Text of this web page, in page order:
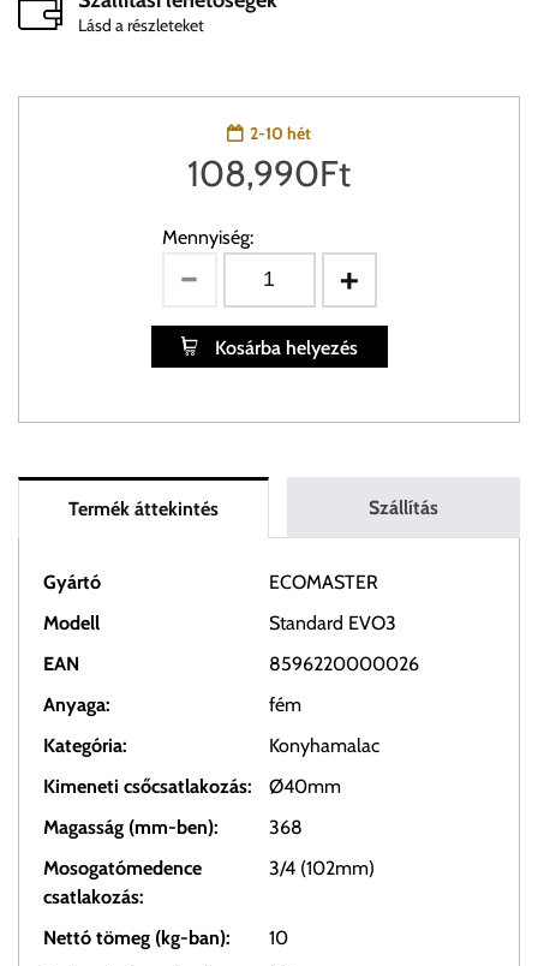
Lásd a részleteket
2-10 hét
108,990Ft
Mennyiség:
Kosárba helyezés
Termék áttekintés Szállítás
Gyártó
ECOMASTER
Modell
Standard EVO3
EAN
8596220000026
Anyaga:
fém
Kategória:
Konyhamalac
Kimeneti csőcsatlakozás:
Ø40mm
Magasság (mm-ben):
368
Mosogatómedence
csatlakozás:
3/4 (102mm)
Nettó tömeg (kg-ban):
10